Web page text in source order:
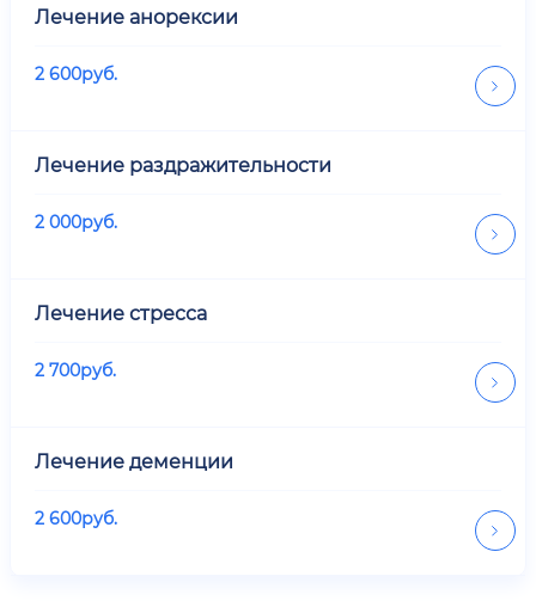
Лечение анорексии
2 600руб.
Лечение раздражительности
2 000руб.
Лечение стресса
2 700руб.
Лечение деменции
2 600руб.